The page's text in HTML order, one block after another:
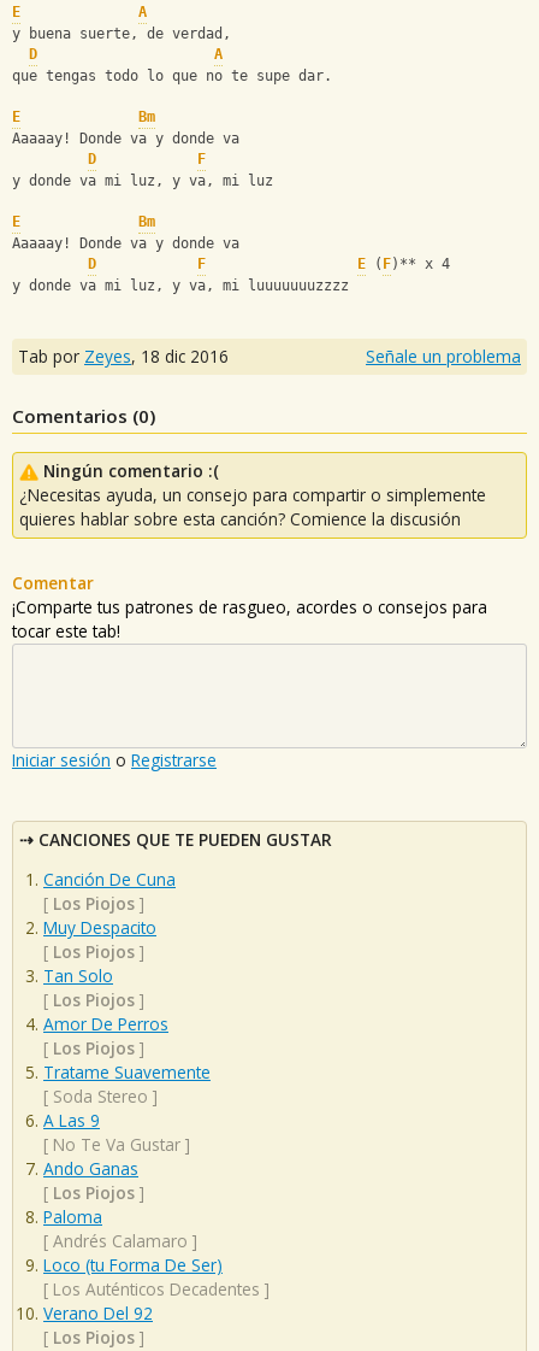
E
A
y buena suerte, de verdad,
D
A
que tengas todo lo que no te supe dar.
E
Bm
Aaaaay! Donde va y donde va
D
F
y donde va mi luz, y va, mi luz
E
Bm
Aaaaay! Donde va y donde va
D
F E ( F)** x 4
y donde va mi luz, y va, mi luuuuuuuzzzz
Tab por Zeyes, 18 dic 2016 Señale un problema
Comentarios (0)
Ningún comentario :(
¿Necesitas ayuda, un consejo para compartir o simplemente
quieres hablar sobre esta canción? Comience la discusión
Comentar
¡Comparte tus patrones de rasgueo, acordes o consejos para
tocar este tab!
Iniciar sesión o Registrarse
CANCIONES QUE TE PUEDEN GUSTAR
Canción De Cuna
[ Los Piojos ]
Muy Despacito
[ Los Piojos ]
Tan Solo
[ Los Piojos ]
Amor De Perros
[ Los Piojos ]
Tratame Suavemente
[ Soda Stereo ]
A Las 9
[ No Te Va Gustar ]
Ando Ganas
[ Los Piojos ]
Paloma
[ Andrés Calamaro ]
Loco (tu Forma De Ser)
[ Los Auténticos Decadentes ]
Verano Del 92
[ Los Piojos ]